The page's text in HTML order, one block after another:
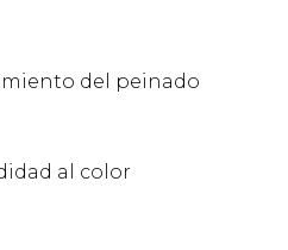
del peinado
al color